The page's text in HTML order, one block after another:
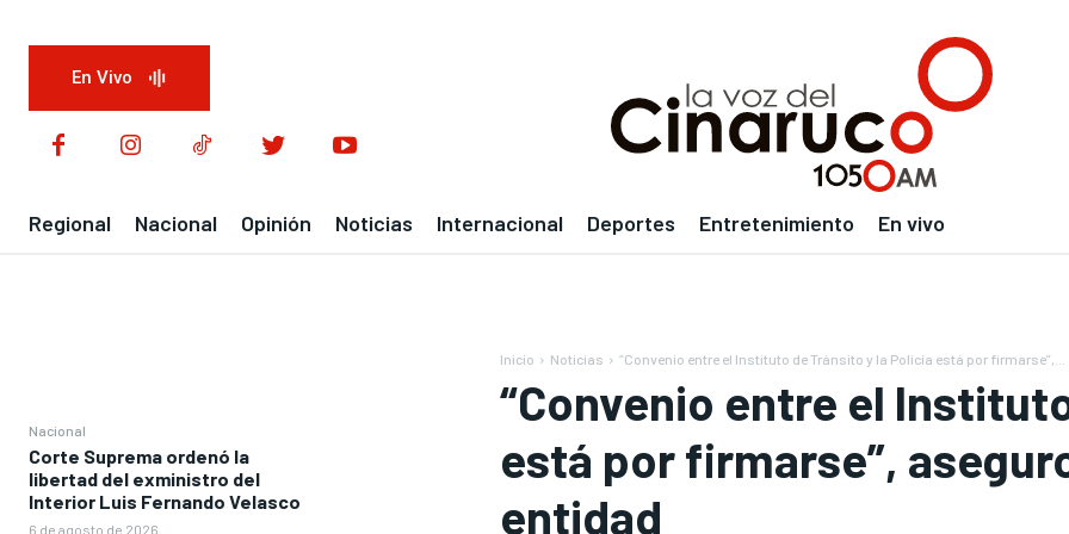
En Vivo
Regional Nacional Opinión Noticias Internacional Deportes Entretenimiento En vivo
Nacional
Corte Suprema ordenó la
libertad del exministro del
Interior Luis Fernando Velasco
6 de agosto de 2026
Inicio Noticias “Convenio entre el Instituto de Tránsito y la Policía está por firmarse”,...
“Convenio entre el
está por firmarse”,
entidad